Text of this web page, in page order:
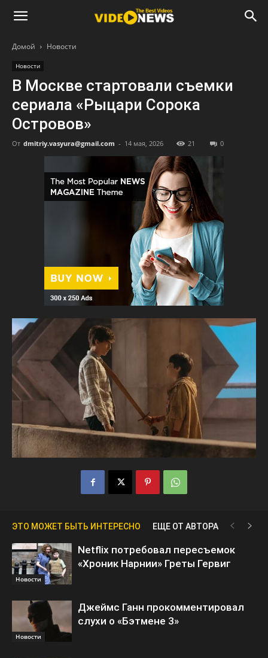
Домой Новости
Новости
В Москве стартовали съемки
сериала «Рыцари Сорока
Островов»
От dmitriy.vasyura@gmail.com - 14 мая, 2026 21 0
ЭТО МОЖЕТ БЫТЬ ИНТЕРЕСНО ЕЩЕ ОТ АВТОРА
Новости
Netflix потребовал пересъемок
«Хроник Нарнии» Греты Гервиг
Новости
Джеймс Ганн прокомментировал
слухи о «Бэтмене 3»